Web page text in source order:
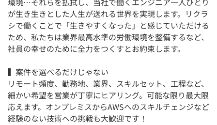
が生き生きとした人生が送れる世界を実現します。リクラ
シで働くことで「生きやすくなった」と感じていただける
ため、私たちは業界最高水準の労働環境を整備するなど、
社員の幸せのために全力をつくすとお約束します。
▍案件を選べるだけじゃない
リモート頻度、勤務地、業界、スキルセット、工程など、
細かい希望を営業が丁寧にヒアリング。可能な限り最大限
応えます。オンプレミスからAWSへのスキルチェンジなど
経験のない技術への挑戦も大歓迎です！